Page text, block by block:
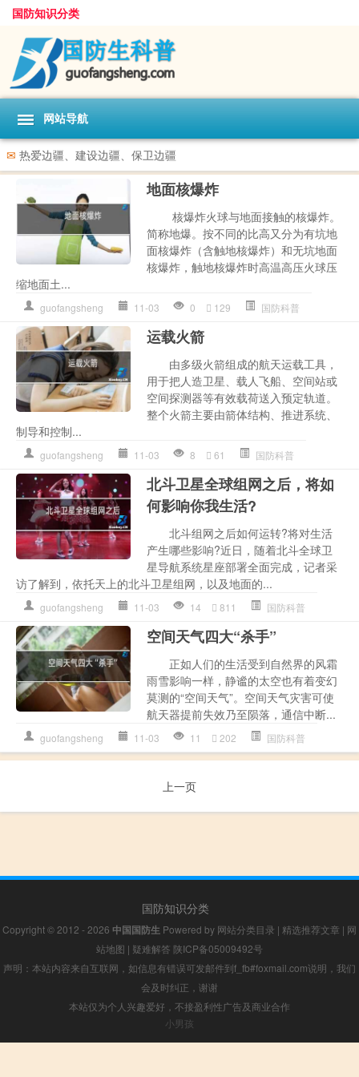
国防知识分类
网站导航
✉ 热爱边疆、建设边疆、保卫边疆
地面核爆炸
核爆炸火球与地面接触的核爆炸。
简称地爆。按不同的比高又分为有坑地
面核爆炸（含触地核爆炸）和无坑地面
核爆炸，触地核爆炸时高温高压火球压
缩地面土...
guofangsheng 11-03 0 129 国防科普
运载火箭
由多级火箭组成的航天运载工具，
用于把人造卫星、载人飞船、空间站或
空间探测器等有效载荷送入预定轨道。
整个火箭主要由箭体结构、推进系统、
制导和控制...
guofangsheng 11-03 8 61 国防科普
北斗卫星全球组网之后，将如
何影响你我生活?
北斗组网之后如何运转?将对生活
产生哪些影响?近日，随着北斗全球卫
星导航系统星座部署全面完成，记者采
访了解到，依托天上的北斗卫星组网，以及地面的...
guofangsheng 11-03 14 811 国防科普
空间天气四大“杀手”
正如人们的生活受到自然界的风霜
雨雪影响一样，静谧的太空也有着变幻
莫测的“空间天气”。空间天气灾害可使
航天器提前失效乃至陨落，通信中断...
guofangsheng 11-03 11 202 国防科普
上一页
国防知识分类
Copyright © 2012 - 2026 中国国防生 Powered by 网站分类目录 | 精选推荐文章 | 网
站地图 | 疑难解答 陕ICP备05009492号
声明：本站内容来自互联网，如信息有错误可发邮件到f_fb#foxmail.com说明，我们
会及时纠正，谢谢
本站仅为个人兴趣爱好，不接盈利性广告及商业合作
小男孩